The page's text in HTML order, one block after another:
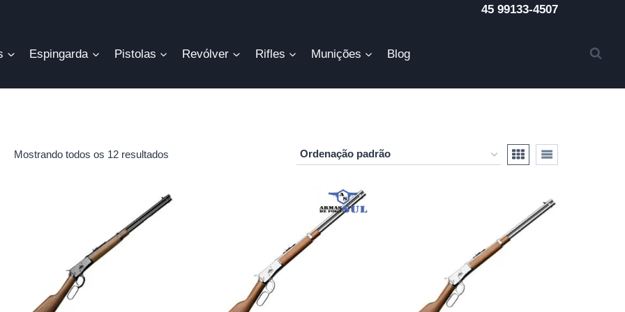
45 99133-4507
Espingarda Pistolas Revólver Rifles Munições Blog
Mostrando todos os 12 resultados